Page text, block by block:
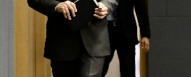
邁向現代